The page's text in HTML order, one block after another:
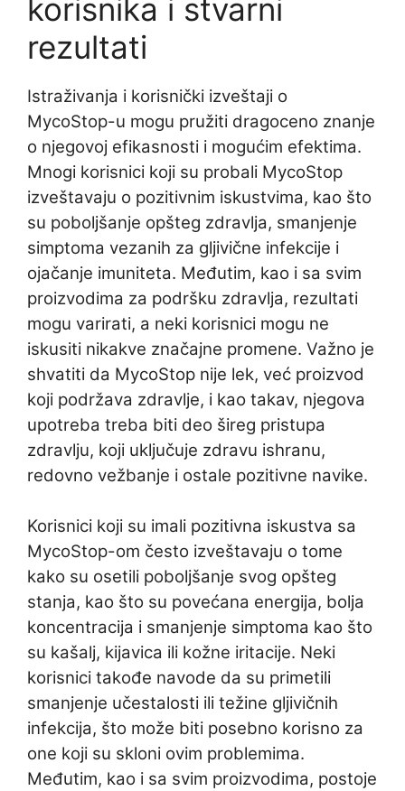
korisnika i stvarni
rezultati
Istraživanja i korisnički izveštaji o
MycoStop-u mogu pružiti dragoceno znanje
o njegovoj efikasnosti i mogućim efektima.
Mnogi korisnici koji su probali MycoStop
izveštavaju o pozitivnim iskustvima, kao što
su poboljšanje opšteg zdravlja, smanjenje
simptoma vezanih za gljivične infekcije i
ojačanje imuniteta. Međutim, kao i sa svim
proizvodima za podršku zdravlja, rezultati
mogu varirati, a neki korisnici mogu ne
iskusiti nikakve značajne promene. Važno je
shvatiti da MycoStop nije lek, već proizvod
koji podržava zdravlje, i kao takav, njegova
upotreba treba biti deo šireg pristupa
zdravlju, koji uključuje zdravu ishranu,
redovno vežbanje i ostale pozitivne navike.
Korisnici koji su imali pozitivna iskustva sa
MycoStop-om često izveštavaju o tome
kako su osetili poboljšanje svog opšteg
stanja, kao što su povećana energija, bolja
koncentracija i smanjenje simptoma kao što
su kašalj, kijavica ili kožne iritacije. Neki
korisnici takođe navode da su primetili
smanjenje učestalosti ili težine gljivičnih
infekcija, što može biti posebno korisno za
one koji su skloni ovim problemima.
Međutim, kao i sa svim proizvodima, postoje